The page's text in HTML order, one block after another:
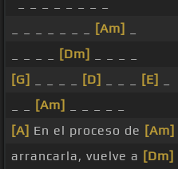
[Am]
[Dm]
[G]
[D] [E]
[Am]
[A] En el proceso de [Am]
arrancarla, vuelve a [Dm]